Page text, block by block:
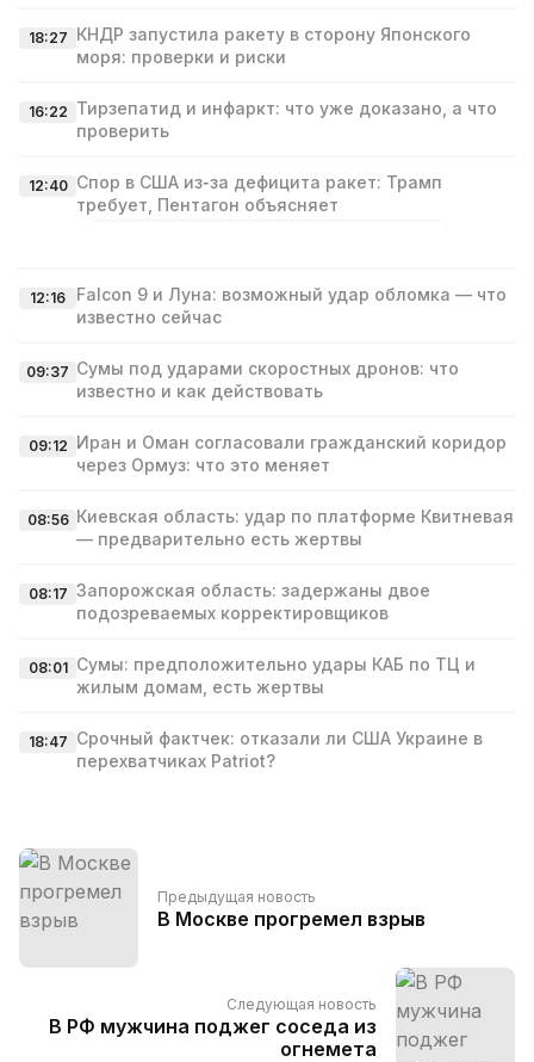
18:27 КНДР запустила ракету в сторону Японского
моря: проверки и риски
16:22 Тирзепатид и инфаркт: что уже доказано, а что
проверить
12:40 Спор в США из‑за дефицита ракет: Трамп
требует, Пентагон объясняет
12:16
Falcon 9 и Луна: возможный удар обломка — что
известно сейчас
09:37 Сумы под ударами скоростных дронов: что
известно и как действовать
09:12 Иран и Оман согласовали гражданский коридор
через Ормуз: что это меняет
08:56 Киевская область: удар по платформе Квитневая
— предварительно есть жертвы
08:17 Запорожская область: задержаны двое
подозреваемых корректировщиков
08:01 Сумы: предположительно удары КАБ по ТЦ и
жилым домам, есть жертвы
18:47 Срочный фактчек: отказали ли США Украине в
перехватчиках Patriot?
Предыдущая новость
В Москве прогремел взрыв
Следующая новость
В РФ мужчина поджег соседа из
огнемета